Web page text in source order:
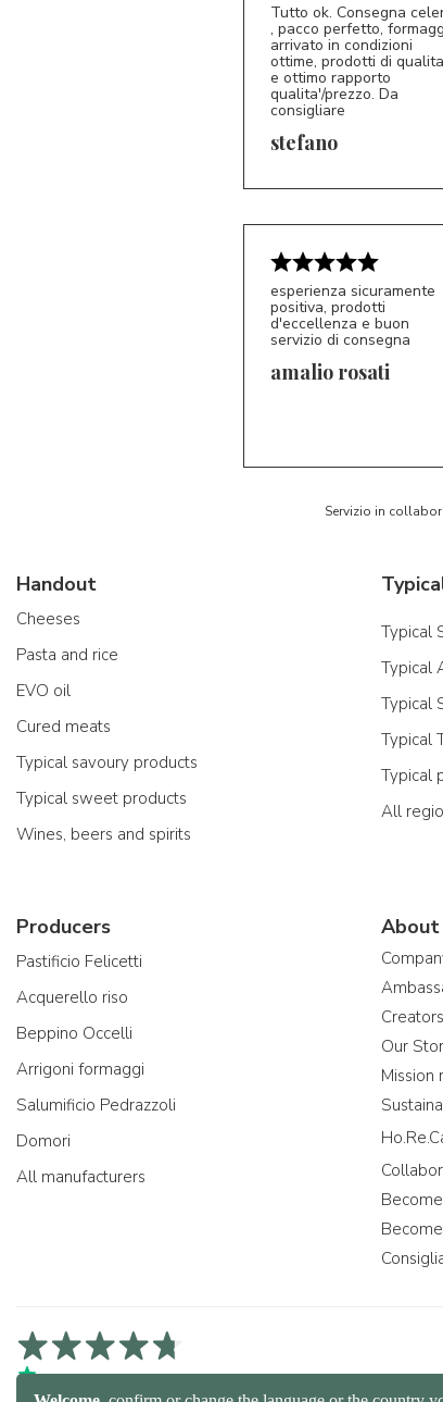
S*
Tutto ok. Consegna
, pacco perfetto,
arrivato in condizioni
ottime, prodotti di
e ottimo rapporto
qualita'/prezzo. Da
consigliare
stefano
esperienza sicuramente
positiva, prodotti
d'eccellenza e buon
servizio di consegna
amalio rosati
Servizio in
Handout
Cheeses
Pasta and rice
EVO oil
Cured meats
Typical savoury products
Typical sweet products
Wines, beers and spirits
Typical
Typical
Typical
Typical
Typical
All
Producers
Pastificio Felicetti
Acquerello riso
Beppino Occelli
Arrigoni formaggi
Salumificio Pedrazzoli
Domori
All manufacturers
About
Creators
Our
Mission
4,7/5 on Trustpilot